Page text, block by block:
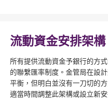
流動資金安排架構
所有提供流動資金予銀行的方
的聯繫匯率制度。金管局在設
平衡，但明白並沒有一刀切的
適當時間調整此架構或設立新安